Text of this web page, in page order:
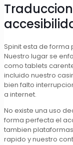
Spinit esta de
Nuestro lugar se
como tablets
incluido nuestro
bien falto
a internet.
No existe una uso
forma perfecta el
tambien
rapido y nuestro